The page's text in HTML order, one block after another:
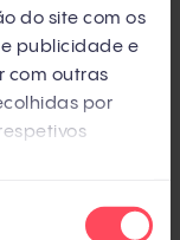
do site com os
publicidade e
com outras
por